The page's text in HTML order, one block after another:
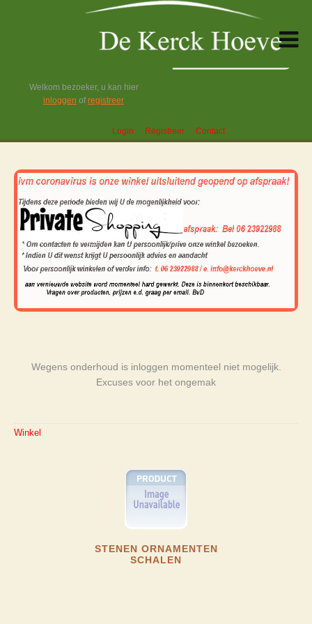
Welkom bezoeker, u kan hier
inloggen ofregistreer
Login Registreer Contact
Wegens onderhoud is inloggen momenteel niet mogelijk.
Excuses voor het ongemak
Winkel
STENEN ORNAMENTEN
SCHALEN